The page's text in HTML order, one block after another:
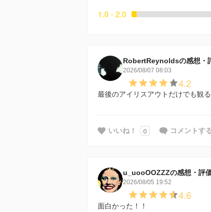
1.0 - 2.0
RobertReynoldsの感想・
2026/08/07 08:03
4.2
最後のアイリスアウトだけでも観
いいね！ 0 コメントす
u_uooOOZZZの感想・評
2026/08/05 19:52
4.6
面白かった！！